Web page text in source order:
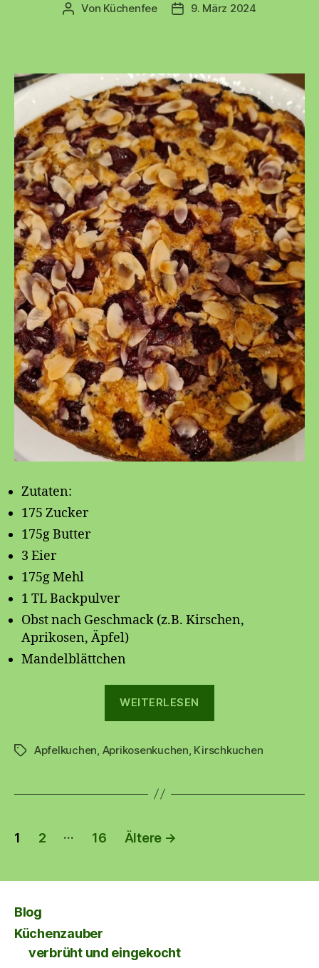
Beitragsautor
Von Küchenfee Beitragsdatum
9. März 2024
Zutaten:
175 Zucker
175g Butter
3 Eier
175g Mehl
1 TL Backpulver
Obst nach Geschmack (z.B. Kirschen,
Aprikosen, Äpfel)
Mandelblättchen
WEITERLESEN
Schlagwörter
Apfelkuchen Aprikosenkuchen Kirschkuchen
Seitennummerierung
Beiträge
1 2 … 16 Ältere →
Blog
Küchenzauber
verbrüht und eingekocht